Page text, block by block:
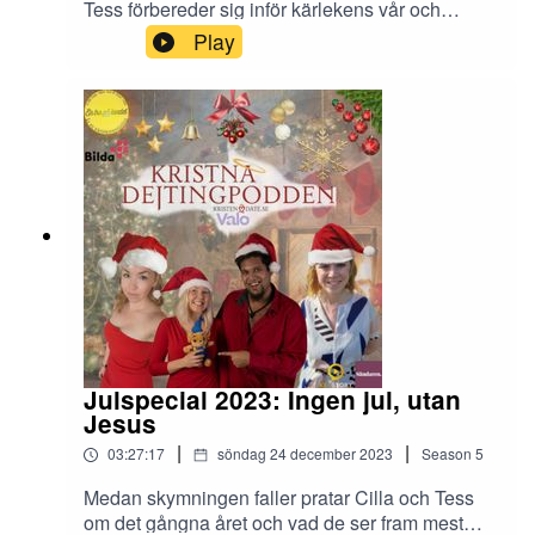
Tess förbereder sig inför kärlekens vår och
funderar över hur de bäst skall hantera kanske-
män som både är otrygga, undvikande,
ambivalenta och rödskäggiga...
Play
Julspecial 2023: Ingen jul, utan
Jesus
03:27:17 | söndag 24 december 2023 | Season 5
Medan skymningen faller pratar Cilla och Tess
om det gångna året och vad de ser fram mest